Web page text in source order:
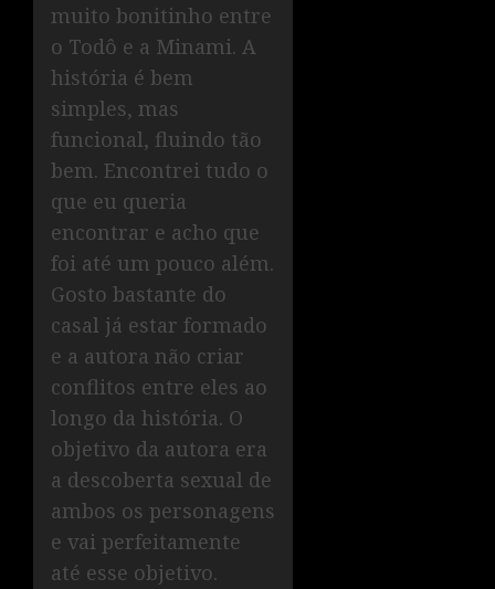
muito bonitinho entre
o Todô e a Minami. A
história é bem
simples, mas
funcional, fluindo tão
bem. Encontrei tudo o
que eu queria
encontrar e acho que
foi até um pouco além.
Gosto bastante do
casal já estar formado
e a autora não criar
conflitos entre eles ao
longo da história. O
objetivo da autora era
a descoberta sexual de
ambos os personagens
e vai perfeitamente
até esse objetivo.